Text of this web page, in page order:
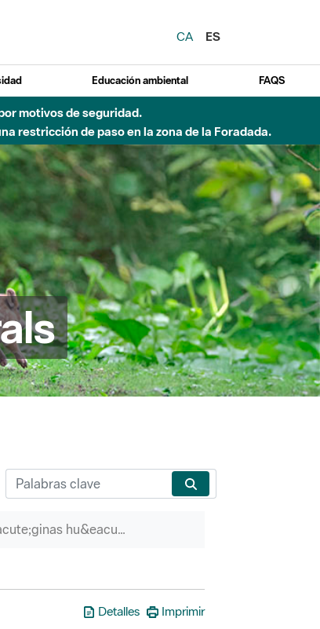
CA
ES
Educación ambiental FAQS
motivos de seguridad.
restricción de paso en la zona de la Foradada.
P&aacute;ginas hu&eacute;rfanas
Detalles Imprimir